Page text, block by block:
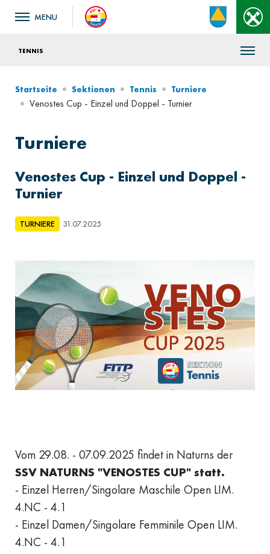
TENNIS
Startseite Sektionen Tennis Turniere
Venostes Cup - Einzel und Doppel - Turnier
Turniere
Venostes Cup - Einzel und Doppel -
Turnier
TURNIERE 31.07.2025
Vom 29.08. - 07.09.2025 findet in Naturns der
SSV NATURNS "VENOSTES CUP" statt.
- Einzel Herren/Singolare Maschile Open LIM.
4.NC - 4.1
- Einzel Damen/Singolare Femminile Open LIM.
4.NC - 4.1